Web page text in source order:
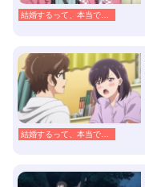
結婚するって、本当ですか